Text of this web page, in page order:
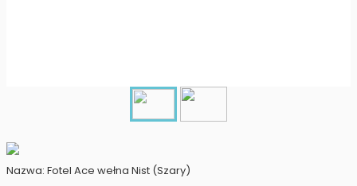
Nazwa: Fotel Ace wełna Nist (Szary)